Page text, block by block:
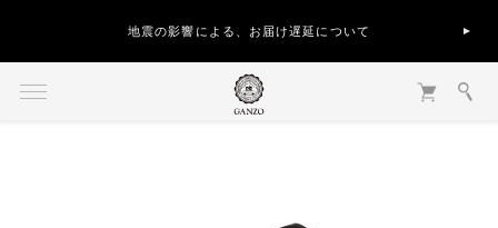
地震の影響による、お届け遅延について